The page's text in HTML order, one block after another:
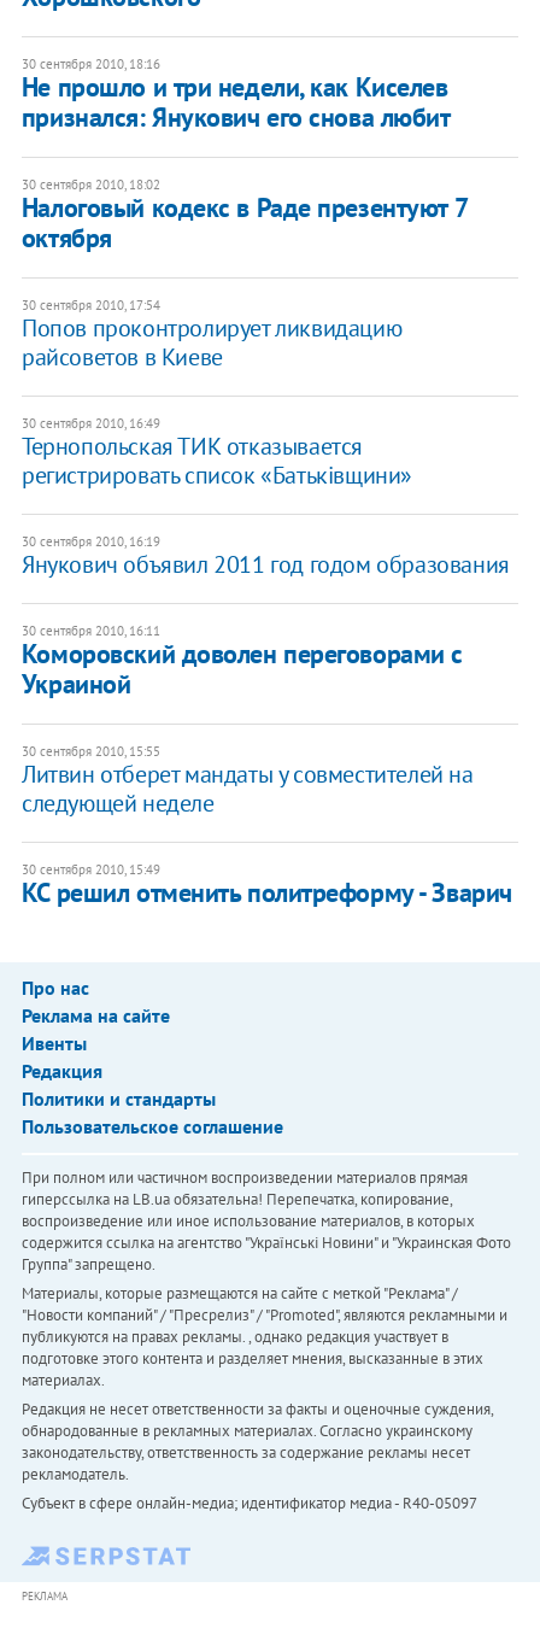
30 сентября 2010, 18:16
​Не прошло и три недели, как Киселев
признался: Янукович его снова любит
30 сентября 2010, 18:02
Налоговый кодекс в Раде презентуют 7
октября
30 сентября 2010, 17:54
Попов проконтролирует ликвидацию
райсоветов в Киеве
30 сентября 2010, 16:49
Тернопольская ТИК отказывается
регистрировать список «Батьківщини»
30 сентября 2010, 16:19
Янукович объявил 2011 год годом образования
30 сентября 2010, 16:11
Коморовский доволен переговорами с
Украиной
30 сентября 2010, 15:55
Литвин отберет мандаты у совместителей на
следующей неделе
30 сентября 2010, 15:49
КС решил отменить политреформу - Зварич
Про нас
Реклама на сайте
Ивенты
Редакция
Политики и стандарты
Пользовательское соглашение
При полном или частичном воспроизведении материалов прямая
гиперссылка на LB.ua обязательна! Перепечатка, копирование,
воспроизведение или иное использование материалов, в которых
содержится ссылка на агентство "Українськi Новини" и "Украинская Фото
Группа" запрещено.
Материалы, которые размещаются на сайте с меткой "Реклама" /
"Новости компаний" / "Пресрелиз" / "Promoted", являются рекламными и
публикуются на правах рекламы. , однако редакция участвует в
подготовке этого контента и разделяет мнения, высказанные в этих
материалах.
Редакция не несет ответственности за факты и оценочные суждения,
обнародованные в рекламных материалах. Согласно украинскому
законодательству, ответственность за содержание рекламы несет
рекламодатель.
Субъект в сфере онлайн-медиа; идентификатор медиа - R40-05097
РЕКЛАМА